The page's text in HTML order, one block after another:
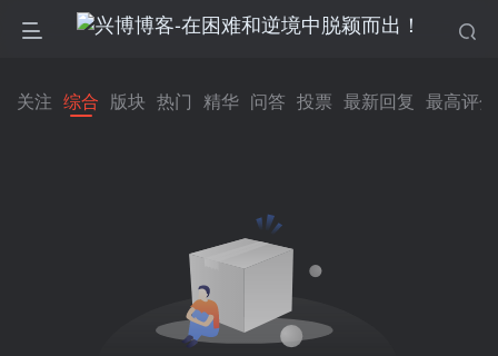
关注 综合 版块 热门 精华 问答 投票 最新回复 最高评分